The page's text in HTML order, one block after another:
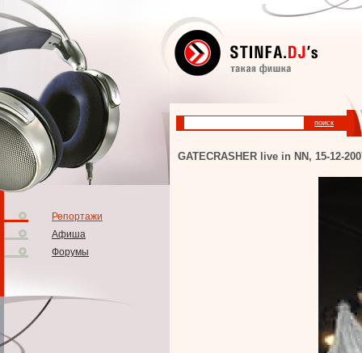
Репортажи
Афиша
Форумы
GATECRASHER live in NN, 15-12-